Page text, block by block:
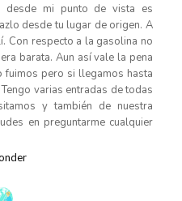
desde mi punto de vista es
desde tu lugar de origen. A
Con respecto a la gasolina no
barata. Aun así vale la pena
fuimos pero si llegamos hasta
varias entradas de todas
y también de nuestra
en preguntarme cualquier